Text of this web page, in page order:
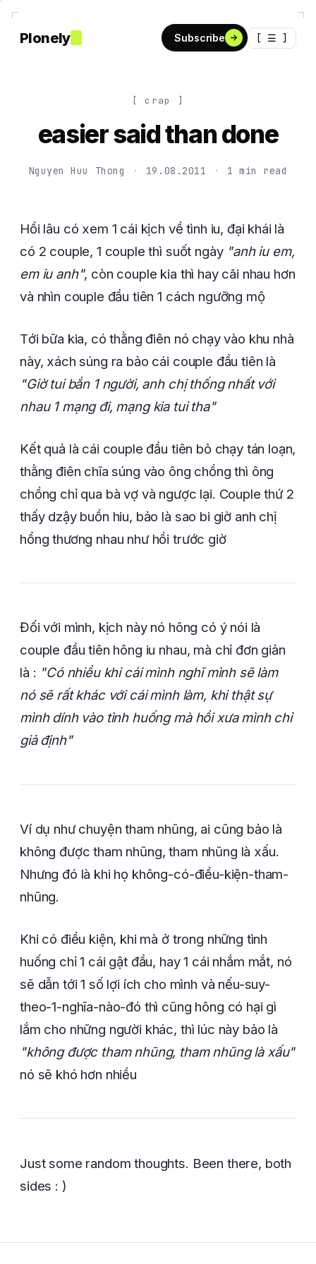
Plonely Subscribe [ ☰ ]
[ crap ]
easier said than done
Nguyen Huu Thong · 19.08.2011 · 1 min read
Hồi lâu có xem 1 cái kịch về tình iu, đại khái là
có 2 couple, 1 couple thì suốt ngày "anh iu em,
em iu anh", còn couple kia thì hay cãi nhau hơn
và nhìn couple đầu tiên 1 cách ngưỡng mộ
Tới bữa kia, có thằng điên nó chạy vào khu nhà
này, xách súng ra bảo cái couple đầu tiên là
"Giờ tui bắn 1 người, anh chị thống nhất với
nhau 1 mạng đi, mạng kia tui tha"
Kết quả là cái couple đầu tiên bỏ chạy tán loạn,
thằng điên chĩa súng vào ông chồng thì ông
chồng chỉ qua bà vợ và ngược lại. Couple thứ 2
thấy dzậy buồn hiu, bảo là sao bi giờ anh chị
hổng thương nhau như hồi trước giờ
Đối với mình, kịch này nó hông có ý nói là
couple đầu tiên hông iu nhau, mà chỉ đơn giản
là : "Có nhiều khi cái mình nghĩ mình sẽ làm
nó sẽ rất khác với cái mình làm, khi thật sự
mình dính vào tình huống mà hồi xưa mình chỉ
giả định"
Ví dụ như chuyện tham nhũng, ai cũng bảo là
không được tham nhũng, tham nhũng là xấu.
Nhưng đó là khi họ không-có-điều-kiện-tham-
nhũng.
Khi có điều kiện, khi mà ở trong những tình
huống chỉ 1 cái gật đầu, hay 1 cái nhắm mắt, nó
sẽ dẫn tới 1 số lợi ích cho mình và nếu-suy-
theo-1-nghĩa-nào-đó thì cũng hông có hại gì
lắm cho những người khác, thì lúc này bảo là
"không được tham nhũng, tham nhũng là xấu"
nó sẽ khó hơn nhiều
Just some random thoughts. Been there, both
sides : )